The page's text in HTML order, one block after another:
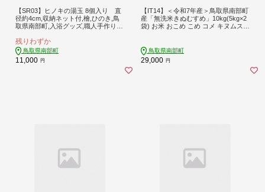
【SR03】ヒノキの湯玉 8個入り 直
径約4cm,収納ネット付,檜,ひのき,鳥
取県南部町,入浴グッズ,職人手作り,
残りわずか
鳥取県南部町
11,000 円
【IT14】＜令和7年産＞鳥取県南部町
産「無洗米きぬむすめ」10kg(5kg×2
袋) お米 おこめ こめ コメ キヌムスメ
鳥取県南部町
29,000 円